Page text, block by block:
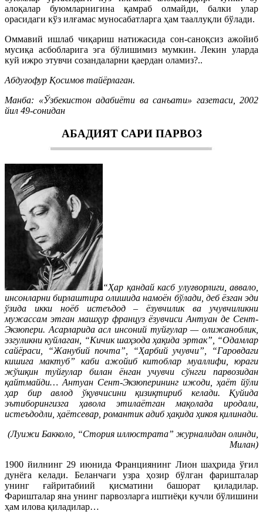
алоқалар буюмларнигина қамраб олмайди, балки улар
орасидаги кўз илғамас муносабатларга ҳам тааллуқли бўлади.
Оммавий ишлаб чиқариш натижасида сон-саноқсиз ажойиб
мусиқа асбобларига эга бўлишимиз мумкин. Лекин уларда
куй ижро этувчи созандаларни қаердан оламиз?..
Абдуғофур Қосимов тайёрлаган.
Манба: «Ўзбекистон адабиёти ва санъати» газетаси, 2002
йил 49-сонидан
АБАДИЯТ САРИ ПАРВОЗ
“Ҳар қандай касб улуғворлиги, аввало,
инсонларни бирлаштира олишида намоён бўлади, деб ёзган эди
ўзида икки ноёб истеъдод – ёзувчилик ва учувчиликни
мужассам этган машҳур француз ёзувчиси Антуан де Сент-
Экзюпери. Асарларида асл инсоний туйғулар — олижаноблик,
эзгуликни куйлаган, “Кичик шаҳзода ҳақида эртак”, “Одамлар
сайёраси, “Жанубий почта”, “Ҳарбий учувчи”, “Гаровдаги
кишига мактуб” каби ажойиб китоблар муаллифи, юраги
жўшқин туйғулар билан ёнган учувчи сўнгги парвозидан
қайтмайди… Антуан Сент-Экзюперининг ижоди, ҳаёт йўли
ҳар бир авлод ўқувчисини қизиқтириб келади. Қуйида
эътиборингизга ҳавола этилаётган мақолада иродали,
истеъдодли, ҳаётсевар, романтик адиб ҳақида ҳикоя қилинади.
(Луижи Бакколо, “Стория иллюстрата” журналидан олинди,
Милан)
1900 йилнинг 29 июнида Франциянинг Лион шаҳрида ўғил
дунёга келади. Беланчаги узра ҳозир бўлган фаришталар
унинг ғайритабиий қисматини башорат қиладилар.
Фаришталар яна унинг парвозларга иштиёқи кучли бўлишини
ҳам илова қиладилар…